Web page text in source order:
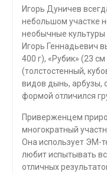
Игорь Дуничев
небольшом участке
необычные культуры
Игорь Геннадьевич
400 г), «Рубик» (23
(толстостенный,
видов дынь, арбузы,
формой отличился
Приверженцем
многократный
Она использует ЭМ-
любит испытывать
отличных